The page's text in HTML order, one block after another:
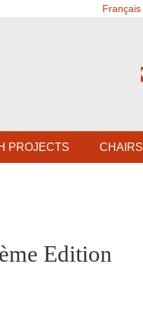
Français
PROJECTS CHAIRS
Edition